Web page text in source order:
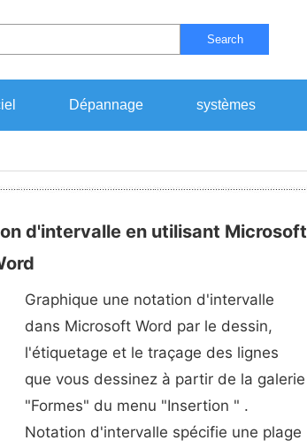
Search
Dépannage systèmes
d'intervalle en utilisant Microsoft
Graphique une notation d'intervalle
dans Microsoft Word par le dessin,
l'étiquetage et le traçage des lignes
que vous dessinez à partir de la galerie
"Formes" du menu "Insertion " .
Notation d'intervalle spécifie une plage